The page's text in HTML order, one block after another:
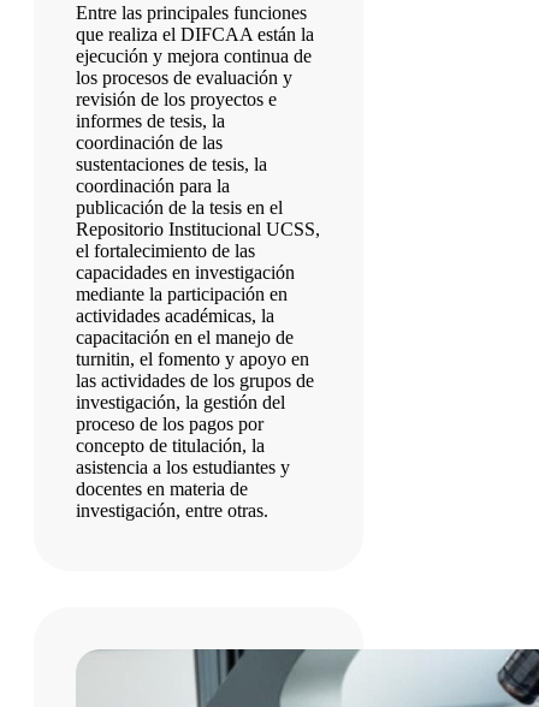
Entre las principales funciones
que realiza el DIFCAA están la
ejecución y mejora continua de
los procesos de evaluación y
revisión de los proyectos e
informes de tesis, la
coordinación de las
sustentaciones de tesis, la
coordinación para la
publicación de la tesis en el
Repositorio Institucional UCSS,
el fortalecimiento de las
capacidades en investigación
mediante la participación en
actividades académicas, la
capacitación en el manejo de
turnitin, el fomento y apoyo en
las actividades de los grupos de
investigación, la gestión del
proceso de los pagos por
concepto de titulación, la
asistencia a los estudiantes y
docentes en materia de
investigación, entre otras.